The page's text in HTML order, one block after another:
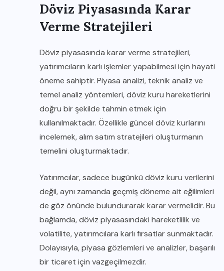
Döviz Piyasasında Karar
Verme Stratejileri
Döviz piyasasında karar verme stratejileri,
yatırımcıların karlı işlemler yapabilmesi için hayati
öneme sahiptir. Piyasa analizi, teknik analiz ve
temel analiz yöntemleri, döviz kuru hareketlerini
doğru bir şekilde tahmin etmek için
kullanılmaktadır. Özellikle güncel döviz kurlarını
incelemek, alım satım stratejileri oluşturmanın
temelini oluşturmaktadır.
Yatırımcılar, sadece bugünkü döviz kuru verilerini
değil, aynı zamanda geçmiş döneme ait eğilimleri
de göz önünde bulundurarak karar vermelidir. Bu
bağlamda, döviz piyasasındaki hareketlilik ve
volatilite, yatırımcılara karlı fırsatlar sunmaktadır.
Dolayısıyla, piyasa gözlemleri ve analizler, başarılı
bir ticaret için vazgeçilmezdir.